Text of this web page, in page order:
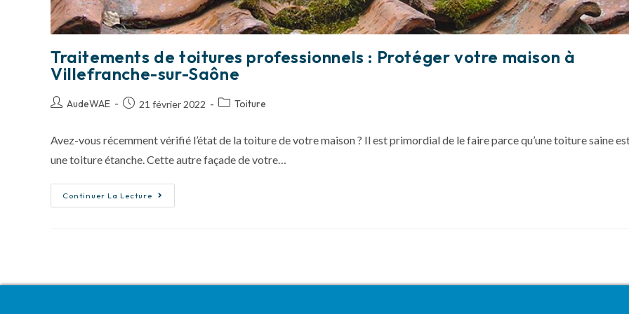
Traitements de toitures professionnels : Protéger votre maison à
Villefranche-sur-Saône
AudeWAE 21 février 2022 Toiture
Avez-vous récemment vérifié l’état de la toiture de votre maison ? Il est primordial de le faire parce qu’une toiture saine
une toiture étanche. Cette autre façade de votre…
Continuer La Lecture